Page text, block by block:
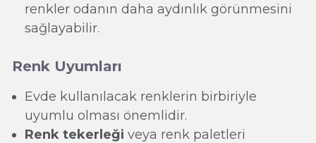
renkler odanın daha aydınlık görünmesini
sağlayabilir.
Renk Uyumları
Evde kullanılacak renklerin birbiriyle
uyumlu olması önemlidir.
Renk tekerleği veya renk paletleri